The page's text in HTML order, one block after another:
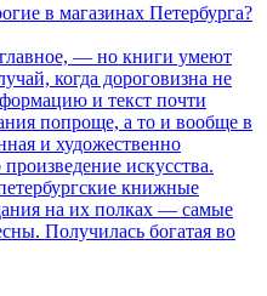
в магазинах Петербурга?
— но книги умеют
когда дороговизна не
и текст почти
попроще, а то и вообще в
и художественно
искусства.
книжные
на их полках — самые
Получилась богатая во